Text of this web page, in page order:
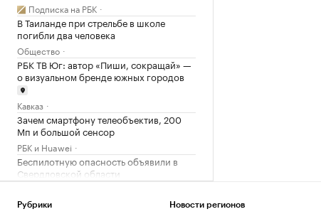
Подписка на РБК
В Таиланде при стрельбе в школе
погибли два человека
Общество
РБК ТВ Юг: автор «Пиши, сокращай» —
о визуальном бренде южных городов
Кавказ
Зачем смартфону телеобъектив, 200
Мп и большой сенсор
РБК и Huawei
Беспилотную опасность объявили в
Свердловской области
Синоптик допустил обновление
Рубрики Новости регионов